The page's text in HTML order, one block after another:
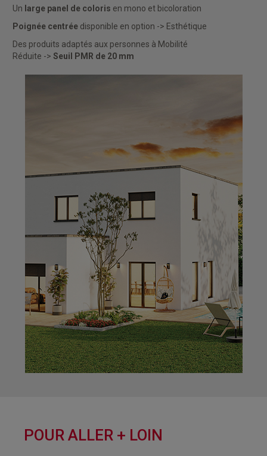
Un large panel de coloris en mono et bicoloration
Poignée centrée disponible en option -> Esthétique
Des produits adaptés aux personnes à Mobilité
Réduite -> Seuil PMR de 20 mm
POUR ALLER + LOIN